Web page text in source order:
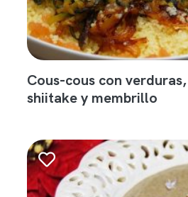
Cous-cous con verduras,
shiitake y membrillo